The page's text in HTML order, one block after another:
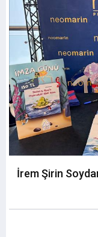
İrem Şirin